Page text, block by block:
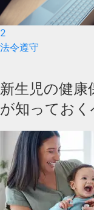
2
法令遵守
新生児の健康
が知ってお